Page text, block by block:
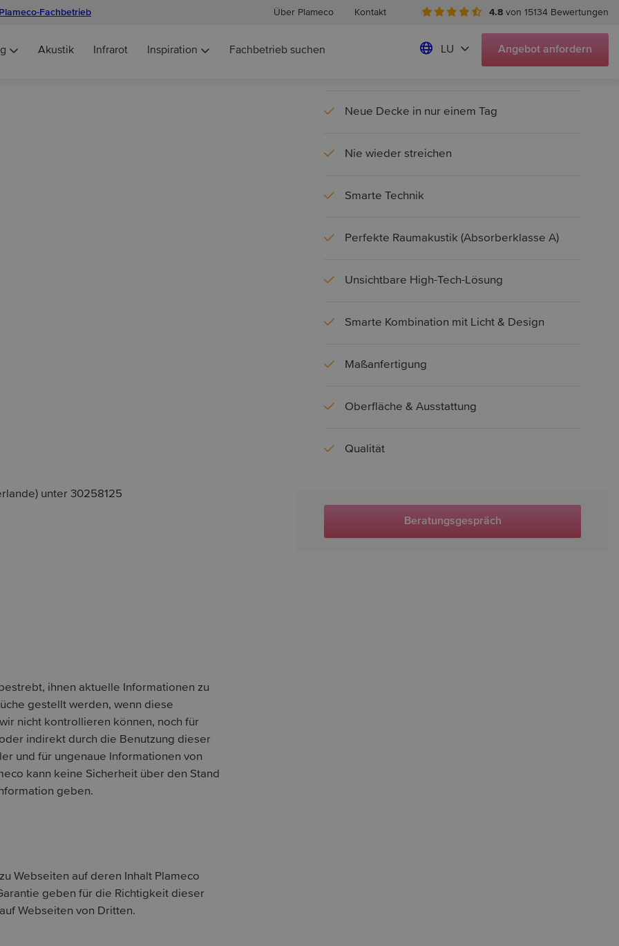
Fachbetrieb Über Plameco Kontakt 4.8 von 15134 Bewertungen
Akustik Infrarot Inspiration Fachbetrieb suchen LU Angebot anfordern
Auf Wunsch mit Beleuchtung, Akustiksystem
Erhältlich in vielen Farben und Designs
Neue Decke in nur einem Tag
Nie wieder streichen
Smarte Technik
Perfekte Raumakustik (Absorberklasse A)
Unsichtbare High-Tech-Lösung
Smarte Kombination mit Licht & Design
Maßanfertigung
Oberfläche & Ausstattung
Qualität
Beratungsgespräch
unter 30258125
ihnen aktuelle Informationen zu
gestellt werden, wenn diese
nicht kontrollieren können, noch für
indirekt durch die Benutzung dieser
und für ungenaue Informationen von
kann keine Sicherheit über den Stand
geben.
Webseiten auf deren Inhalt Plameco
geben für die Richtigkeit dieser
Webseiten von Dritten.